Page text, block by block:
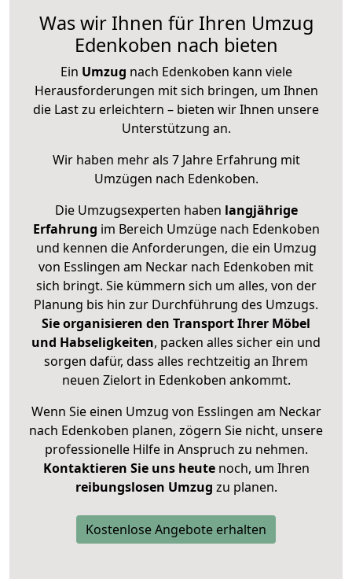
Was wir Ihnen für Ihren Umzug
Edenkoben nach bieten
Ein Umzug nach Edenkoben kann viele
Herausforderungen mit sich bringen, um Ihnen
die Last zu erleichtern – bieten wir Ihnen unsere
Unterstützung an.
Wir haben mehr als 7 Jahre Erfahrung mit
Umzügen nach Edenkoben.
Die Umzugsexperten haben langjährige
Erfahrung im Bereich Umzüge nach Edenkoben
und kennen die Anforderungen, die ein Umzug
von Esslingen am Neckar nach Edenkoben mit
sich bringt. Sie kümmern sich um alles, von der
Planung bis hin zur Durchführung des Umzugs.
Sie organisieren den Transport Ihrer Möbel
und Habseligkeiten, packen alles sicher ein und
sorgen dafür, dass alles rechtzeitig an Ihrem
neuen Zielort in Edenkoben ankommt.
Wenn Sie einen Umzug von Esslingen am Neckar
nach Edenkoben planen, zögern Sie nicht, unsere
professionelle Hilfe in Anspruch zu nehmen.
Kontaktieren Sie uns heutenoch, um Ihren
reibungslosen Umzug zu planen.
Kostenlose Angebote erhalten